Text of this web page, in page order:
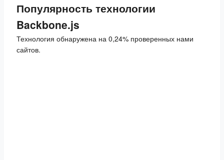
Популярность технологии
Backbone.js
Технология обнаружена на 0,24% проверенных нами
сайтов.